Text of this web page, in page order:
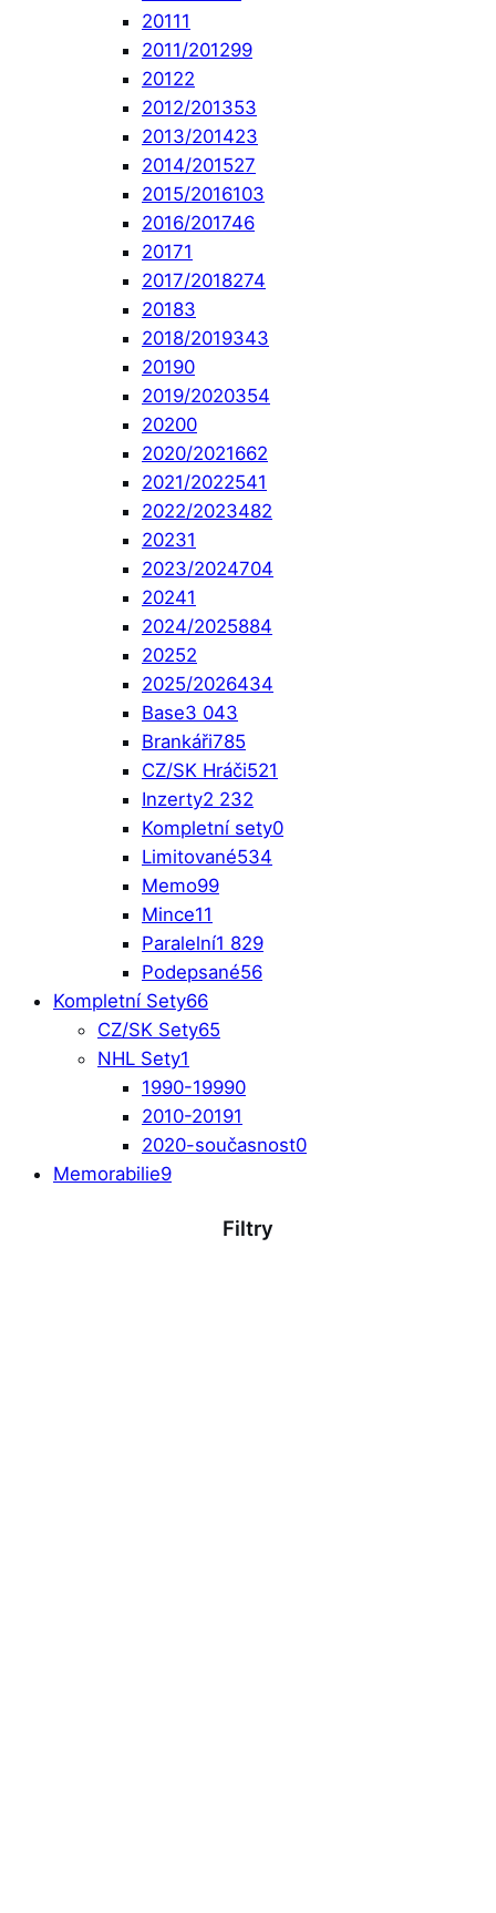
20111
2011/201299
20122
2012/201353
2013/201423
2014/201527
2015/2016103
2016/201746
20171
2017/2018274
20183
2018/2019343
20190
2019/2020354
20200
2020/2021662
2021/2022541
2022/2023482
20231
2023/2024704
20241
2024/2025884
20252
2025/2026434
Base3 043
Brankáři785
CZ/SK Hráči521
Inzerty2 232
Kompletní sety0
Limitované534
Memo99
Mince11
Paralelní1 829
Podepsané56
Kompletní Sety66
CZ/SK Sety65
NHL Sety1
1990-19990
2010-20191
2020-současnost0
Memorabilie9
Filtry